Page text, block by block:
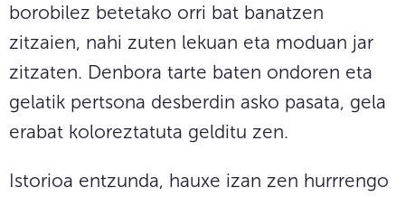
borobilez betetako orri bat banatzen
zitzaien, nahi zuten lekuan eta moduan jar
zitzaten. Denbora tarte baten ondoren eta
gelatik pertsona desberdin asko pasata, gela
erabat koloreztatuta gelditu zen.
Istorioa entzunda, hauxe izan zen hurrrengo